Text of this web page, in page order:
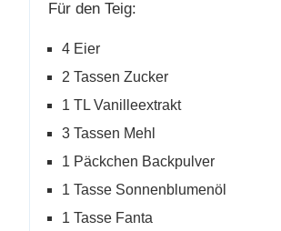
Für den Teig:
4 Eier
2 Tassen Zucker
1 TL Vanilleextrakt
3 Tassen Mehl
1 Päckchen Backpulver
1 Tasse Sonnenblumenöl
1 Tasse Fanta